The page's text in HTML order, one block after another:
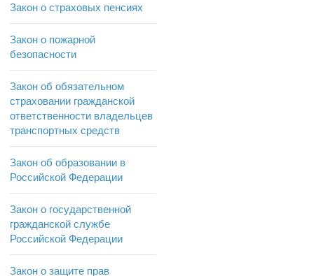
Закон о страховых пенсиях
Закон о пожарной
безопасности
Закон об обязательном
страховании гражданской
ответственности владельцев
транспортных средств
Закон об образовании в
Российской Федерации
Закон о государственной
гражданской службе
Российской Федерации
Закон о защите прав